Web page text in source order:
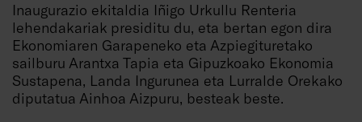
Inaugurazio ekitaldia Iñigo Urkullu Renteria
lehendakariak presiditu du, eta bertan egon dira
Ekonomiaren Garapeneko eta Azpiegituretako
sailburu Arantxa Tapia eta Gipuzkoako Ekonomia
Sustapena, Landa Ingurunea eta Lurralde Orekako
diputatua Ainhoa Aizpuru, besteak beste.